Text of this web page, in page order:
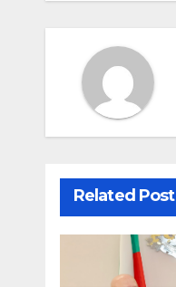
Related Post